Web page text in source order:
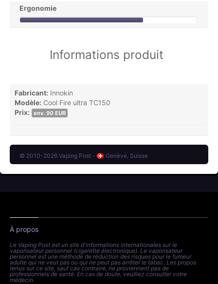
Ergonomie
Informations produit
Fabricant: Innokin
Modèle: Cool Fire ultra TC150
Prix: env. 90 EUR
© 2010-2026 Vaping Post - Genève, Suisse
À propos
Le Vaping Post est un site d'informations internationales sur le
vaporisateur personnel (cigarette électronique). Le vaporisateur
personnel est une méthode de réduction des risques pour le fumeur
adulte qui ne veut pas ou qui ne peut pas arrêter le tabac. Les propos
tenus sur ce site, sauf cas contraire, ne proviennent pas de
professionnels de santé. En cas de doute, veuillez consulter votre
médecin.